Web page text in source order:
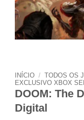
INÍCIO / TODOS OS
EXCLUSIVO XBOX
DOOM: The
Digital